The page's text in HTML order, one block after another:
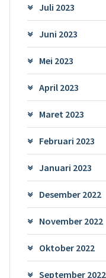
Juli 2023
Juni 2023
Mei 2023
April 2023
Maret 2023
Februari 2023
Januari 2023
Desember 2022
November 2022
Oktober 2022
September 2022